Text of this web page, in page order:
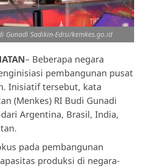
Gunadi Sadikin-Edisi/kemkes.go.id
– Beberapa negara
pembangunan pusat
Inisiatif tersebut, kata
(Menkes) RI Budi Gunadi
Argentina, Brasil, India,
pada pembangunan
produksi di negara-